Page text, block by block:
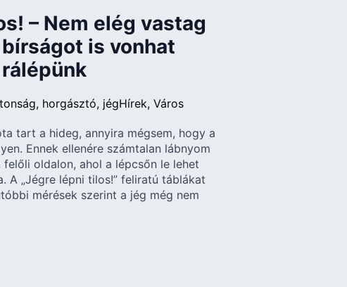
– Nem elég vastag
is vonhat
horgásztó jégHírek Város
tart a hideg, annyira mégsem, hogy a
Ennek ellenére számtalan lábnyom
oldalon, ahol a lépcsőn le lehet
A „Jégre lépni tilos!” feliratú táblákat
mérések szerint a jég még nem